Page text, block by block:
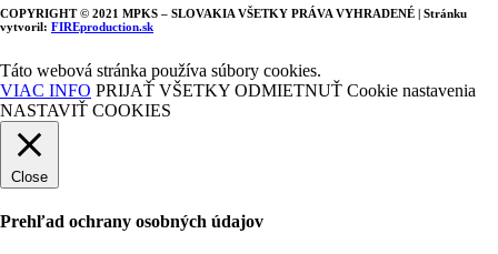
COPYRIGHT © 2021 MPKS – SLOVAKIA VŠETKY PRÁVA VYHRADENÉ | Stránku
vytvoril: FIREproduction.sk
Táto webová stránka používa súbory cookies.
VIAC INFO PRIJAŤ VŠETKY ODMIETNUŤ Cookie nastavenia
NASTAVIŤ COOKIES
Close
Prehľad ochrany osobných údajov